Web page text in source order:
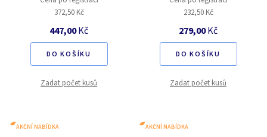
372,50 Kč
447,00Kč
DO KOŠÍKU
Zadat počet kusů
232,50 Kč
279,00Kč
DO KOŠÍKU
Zadat počet kusů
AKČNÍ NABÍDKA AKČNÍ NABÍDKA